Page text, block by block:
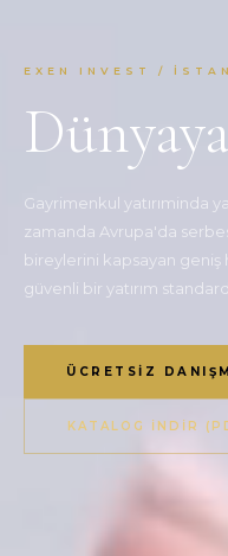
EXEN INVEST /
Gayrimenkul yatırıminda
zamanda Avrupa'da
bireylerini kapsayan
güvenli bir yatırım
ÜCRETSIZ
KATALOG İNDIR